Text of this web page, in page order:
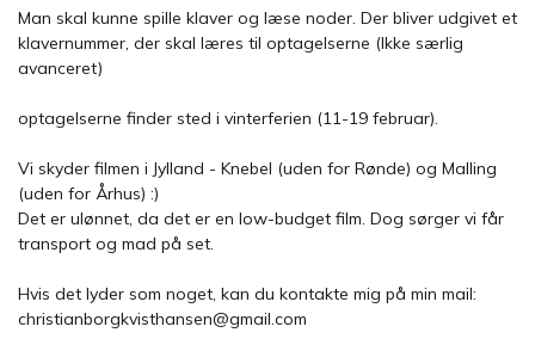
Man skal kunne spille klaver og læse noder. Der bliver udgivet et
klavernummer, der skal læres til optagelserne (Ikke særlig
avanceret)
optagelserne finder sted i vinterferien (11-19 februar).
Vi skyder filmen i Jylland - Knebel (uden for Rønde) og Malling
(uden for Århus) :)
Det er ulønnet, da det er en low-budget film. Dog sørger vi får
transport og mad på set.
Hvis det lyder som noget, kan du kontakte mig på min mail:
christianborgkvisthansen@gmail.com